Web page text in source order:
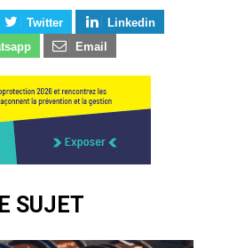
Twitter
Linkedin
Email
SUJET